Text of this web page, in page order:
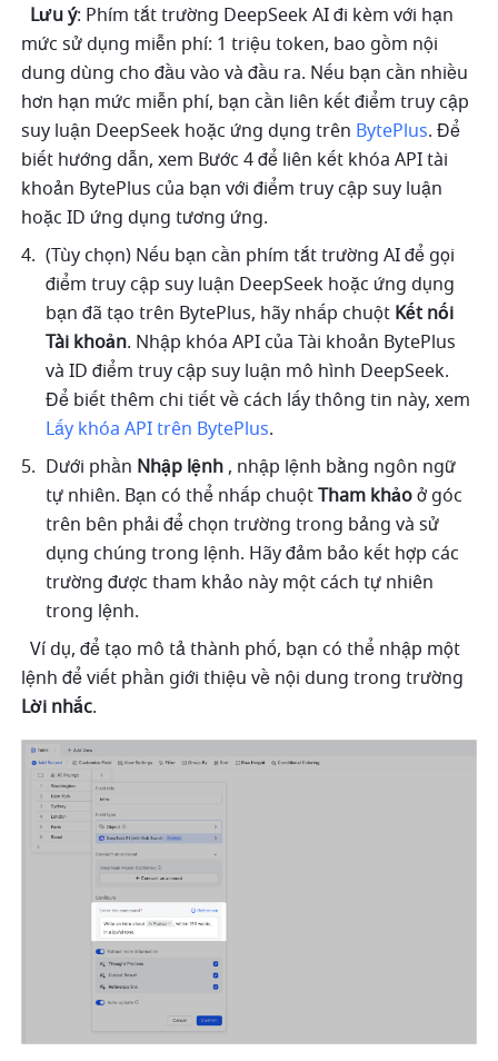
Lưu ý: Phím tắt trường DeepSeek AI đi kèm với hạn
mức sử dụng miễn phí: 1 triệu token, bao gồm nội
dung dùng cho đầu vào và đầu ra. Nếu bạn cần nhiều
hơn hạn mức miễn phí, bạn cần liên kết điểm truy cập
suy luận DeepSeek hoặc ứng dụng trên BytePlus. Để
biết hướng dẫn, xem Bước 4 để liên kết khóa API tài
khoản BytePlus của bạn với điểm truy cập suy luận
hoặc ID ứng dụng tương ứng.
(Tùy chọn) Nếu bạn cần phím tắt trường AI để gọi
điểm truy cập suy luận DeepSeek hoặc ứng dụng
bạn đã tạo trên BytePlus, hãy nhấp chuột Kết nối
Tài khoản. Nhập khóa API của Tài khoản BytePlus
và ID điểm truy cập suy luận mô hình DeepSeek.
Lấy khóa API trên BytePlus.
Dưới phần Nhập lệnh , nhập lệnh bằng ngôn ngữ
tự nhiên. Bạn có thể nhấp chuột Tham khảo ở góc
trên bên phải để chọn trường trong bảng và sử
dụng chúng trong lệnh. Hãy đảm bảo kết hợp các
trường được tham khảo này một cách tự nhiên
trong lệnh.
  Ví dụ, để tạo mô tả thành phố, bạn có thể nhập một
Lời nhắc.